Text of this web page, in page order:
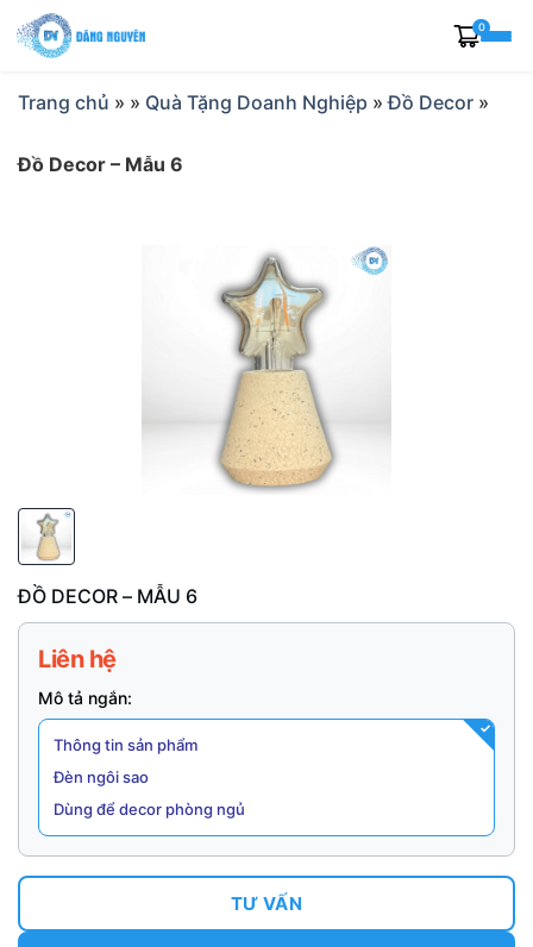
Skip
to
0
Trang chủ » » Quà Tặng Doanh Nghiệp »Đồ Decor »
Đồ Decor – Mẫu 6
ĐỒ DECOR – MẪU 6
Liên hệ
Mô tả ngắn:
Thông tin sản phẩm
Đèn ngôi sao
Dùng để decor phòng ngủ
TƯ VẤN